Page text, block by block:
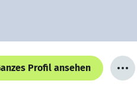
Profil ansehen